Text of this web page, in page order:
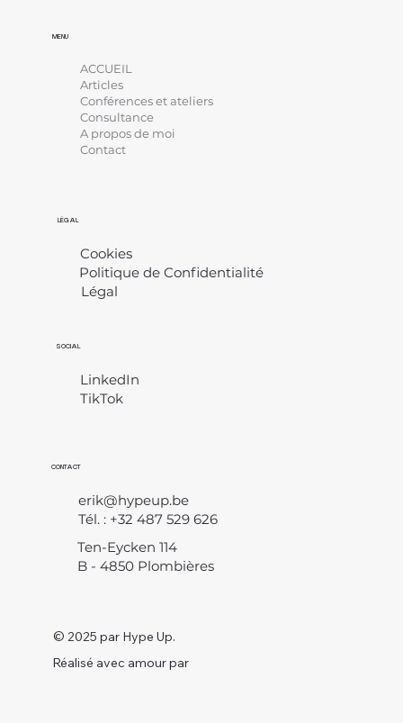
Réalisé avec amour par
LÉGAL
Cookies
Politique de Confidentialité
Légal
SOCIAL
LinkedIn
TikTok
CONTACT
erik@hypeup.be
Tél. : +32 487 529 626
Ten-Eycken 114
B - 4850 Plombières
MENU
ACCUEIL
Articles
Conférences et ateliers
Consultance
A propos de moi
Contact
© 2025 par Hype Up.